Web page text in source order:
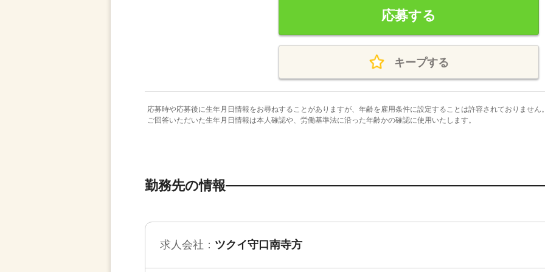
応募する
キープする
応募時や応募後に生年月日情報をお尋ねすることがありますが、年齢を雇用条件に設定することは許容されておりません
ご回答いただいた生年月日情報は本人確認や、労働基準法に沿った年齢かの確認に使用いたします。
勤務先の情報
求人会社： ツクイ守口南寺方